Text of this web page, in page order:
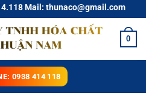
Mail: thunaco@gmail.com
0
0938 414 118